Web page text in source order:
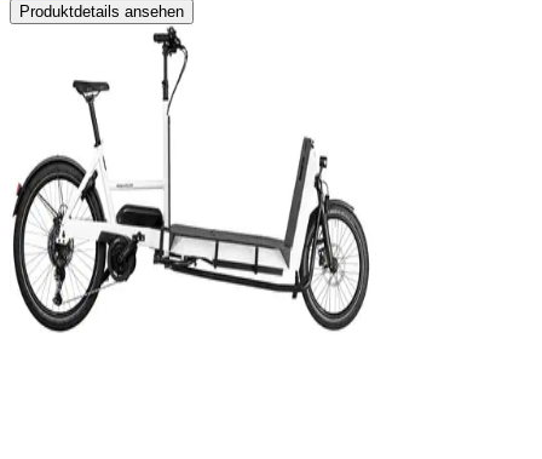
Produktdetails ansehen